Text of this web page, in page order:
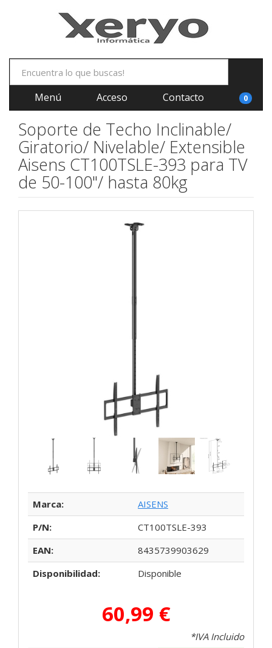
Menú Acceso Contacto 0
Soporte de Techo Inclinable/
Giratorio/ Nivelable/ Extensible
Aisens CT100TSLE-393 para TV
de 50-100"/ hasta 80kg
Marca:
AISENS
P/N:
CT100TSLE-393
EAN:
8435739903629
Disponibilidad:
Disponible
60,99 €
*IVA Incluido